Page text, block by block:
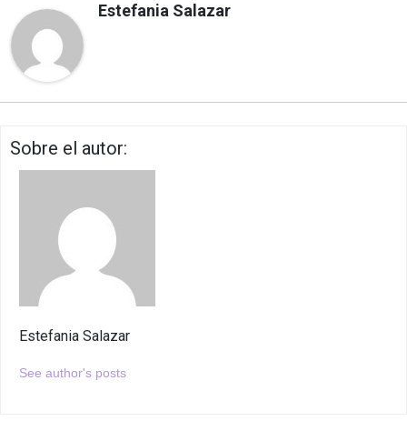
Estefania Salazar
Sobre el autor:
Estefania Salazar
See author's posts